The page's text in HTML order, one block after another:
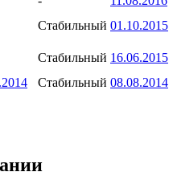
Стабильный 01.10.2015
Стабильный 16.06.2015
Стабильный 08.08.2014